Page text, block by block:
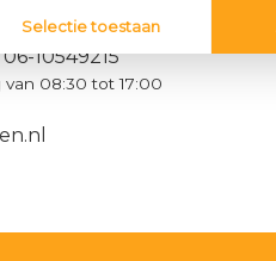
10549215
08:30 tot 17:00
Selectie toestaan